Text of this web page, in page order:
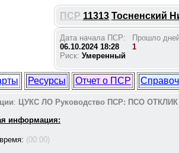
ПСР 11313 Тосненский
Дата начала ПСР:
06.10.2024 18:28
Риск: Умеренный
Прошло
1
Ресурсы Отчет о ПСР
: ЦУКС ЛО Руководство ПСР: ПСО ОТКЛИК
информация:
(00:00)